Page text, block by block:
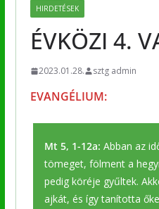
HIRDETÉSEK
ÉVKÖZI 4.
2023.01.28. sztg admin
EVANGÉLIUM:
Mt 5, 1-12a: Abban az
tömeget, fölment a
pedig köréje gyűltek.
ajkát, és így tanította